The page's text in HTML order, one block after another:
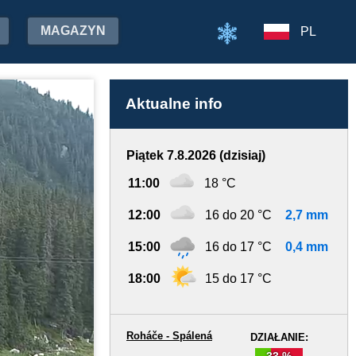
MAGAZYN PL
Aktualne info
Piątek 7.8.2026 (dzisiaj)
11:00 18 °C
12:00 16 do 20 °C 2,7 mm
15:00 16 do 17 °C 0,4 mm
18:00 15 do 17 °C
DZIAŁANIE:
Roháče - Spálená